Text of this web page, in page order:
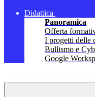
Didattica
Panoramica
Offerta
I progetti delle
Bullismo e
Google